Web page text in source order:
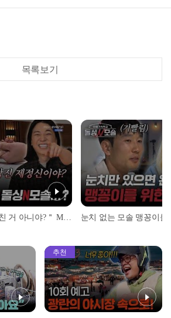
목록보기
[5회 예고] ＂제작진 미친 거 아니야?＂ MC 넉살이 극대노한 레전드 수업 | ＜돌싱N모솔＞ 5월 12일 (화) 밤 10시 MBC every1
추천